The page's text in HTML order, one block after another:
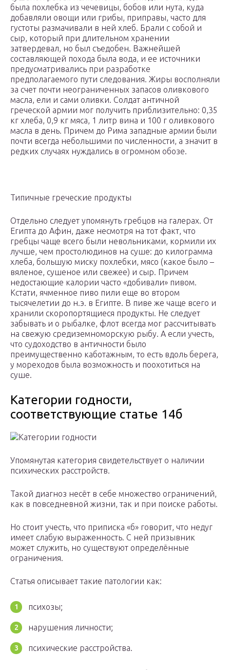
была похлебка из чечевицы, бобов или нута, куда
добавляли овощи или грибы, приправы, часто для
густоты размачивали в ней хлеб. Брали с собой и
сыр, который при длительном хранении
затвердевал, но был съедобен. Важнейшей
составляющей похода была вода, и ее источники
предусматривались при разработке
предполагаемого пути следования. Жиры восполняли
за счет почти неограниченных запасов оливкового
масла, ели и сами оливки. Солдат античной
греческой армии мог получить приблизительно: 0,35
кг хлеба, 0,9 кг мяса, 1 литр вина и 100 г оливкового
масла в день. Причем до Рима западные армии были
почти всегда небольшими по численности, а значит в
редких случаях нуждались в огромном обозе.
Типичные греческие продукты
Отдельно следует упомянуть гребцов на галерах. От
Египта до Афин, даже несмотря на тот факт, что
гребцы чаще всего были невольниками, кормили их
лучше, чем простолюдинов на суше: до килограмма
хлеба, большую миску похлебки, мясо (какое было –
вяленое, сушеное или свежее) и сыр. Причем
недостающие калории часто «добивали» пивом.
Кстати, ячменное пиво пили еще во втором
тысячелетии до н.э. в Египте. В пиве же чаще всего и
хранили скоропортящиеся продукты. Не следует
забывать и о рыбалке, флот всегда мог рассчитывать
на свежую средиземноморскую рыбу. А если учесть,
что судоходство в античности было
преимущественно каботажным, то есть вдоль берега,
у мореходов была возможность и поохотиться на
суше.
Категории годности,
соответствующие статье 14б
Упомянутая категория свидетельствует о наличии
психических расстройств.
Такой диагноз несёт в себе множество ограничений,
как в повседневной жизни, так и при поиске работы.
Но стоит учесть, что приписка «б» говорит, что недуг
имеет слабую выраженность. С ней призывник
может служить, но существуют определённые
ограничения.
Статья описывает такие патологии как:
психозы;
нарушения личности;
психические расстройства.